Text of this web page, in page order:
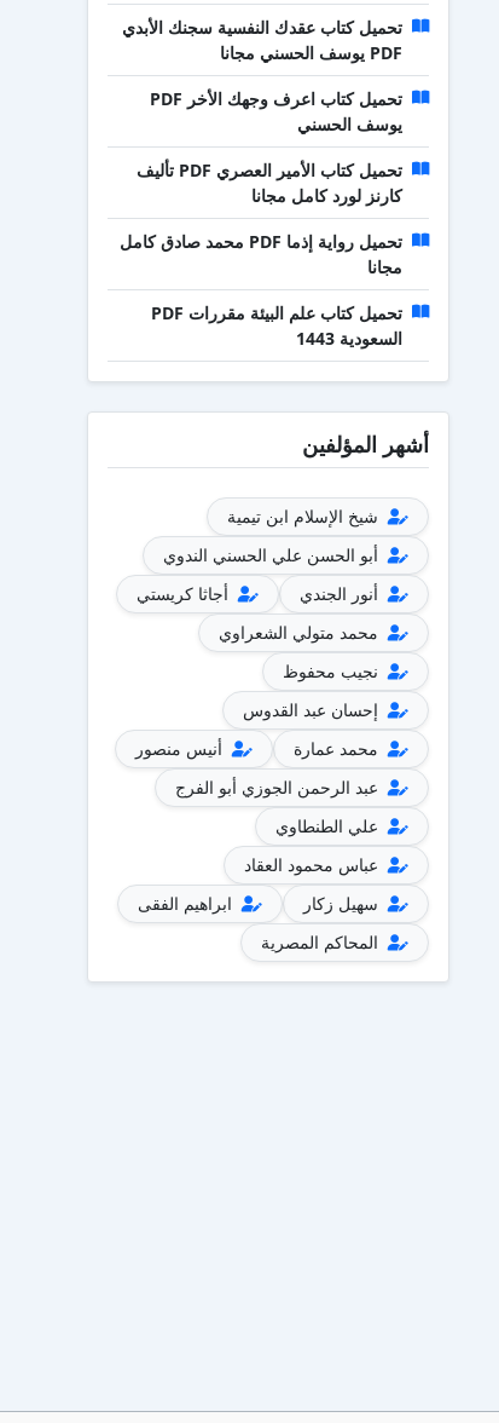
تحميل كتاب عقدك النفسية سجنك الأبدي
PDF يوسف الحسني مجانا
تحميل كتاب اعرف وجهك الأخر PDF
يوسف الحسني
تحميل كتاب الأمير العصري PDF تأليف
كارنز لورد كامل مجانا
تحميل رواية إذما PDF محمد صادق كامل
مجانا
تحميل كتاب علم البيئة مقررات PDF
السعودية 1443
أشهر المؤلفين
شيخ الإسلام ابن تيمية
أبو الحسن علي الحسني الندوي
أنور الجندي
أجاثا كريستي
محمد متولي الشعراوي
نجيب محفوظ
إحسان عبد القدوس
محمد عمارة
أنيس منصور
عبد الرحمن الجوزي أبو الفرج
علي الطنطاوي
عباس محمود العقاد
سهيل زكار
ابراهيم الفقى
المحاكم المصرية